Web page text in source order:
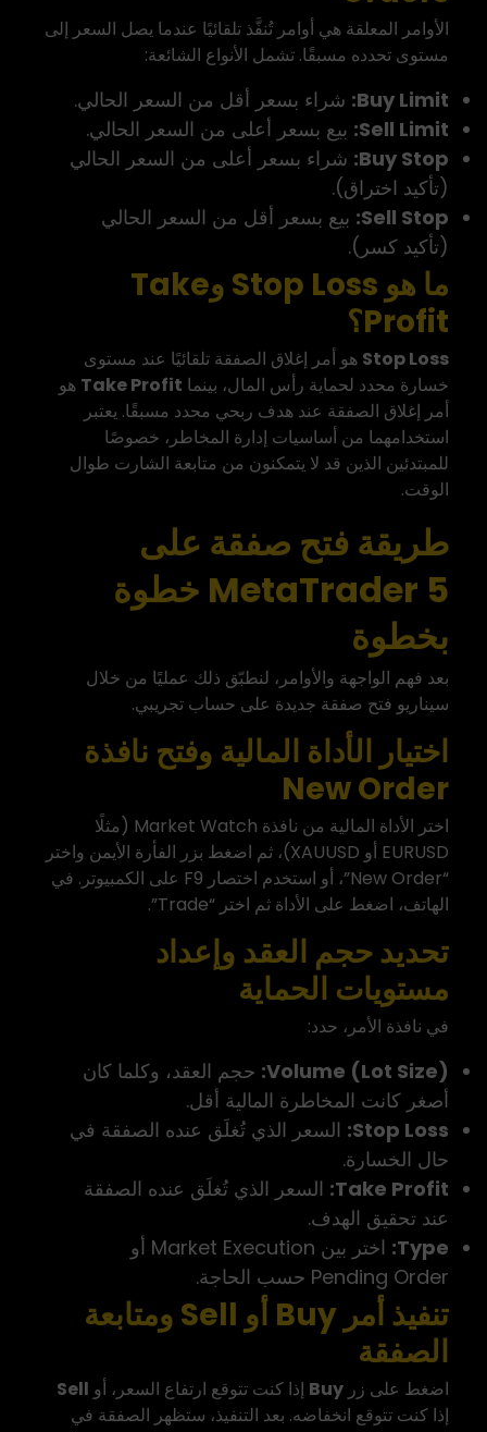
الأوامر المعلقة هي أوامر تُنفَّذ تلقائيًا عندما يصل السعر إلى
مستوى تحدده مسبقًا. تشمل الأنواع الشائعة:
Buy Limit: شراء بسعر أقل من السعر الحالي.
Sell Limit: بيع بسعر أعلى من السعر الحالي.
Buy Stop: شراء بسعر أعلى من السعر الحالي
(تأكيد اختراق).
Sell Stop: بيع بسعر أقل من السعر الحالي
(تأكيد كسر).
ما هو Stop Loss وTake
Profit؟
Stop Loss هو أمر إغلاق الصفقة تلقائيًا عند مستوى
خسارة محدد لحماية رأس المال، بينما Take Profit هو
أمر إغلاق الصفقة عند هدف ربحي محدد مسبقًا. يعتبر
استخدامهما من أساسيات إدارة المخاطر، خصوصًا
للمبتدئين الذين قد لا يتمكنون من متابعة الشارت طوال
الوقت.
طريقة فتح صفقة على
MetaTrader 5 خطوة
بخطوة
بعد فهم الواجهة والأوامر، لنطبّق ذلك عمليًا من خلال
سيناريو فتح صفقة جديدة على حساب تجريبي.
اختيار الأداة المالية وفتح نافذة
New Order
اختر الأداة المالية من نافذة Market Watch (مثلًا
EURUSD أو XAUUSD)، ثم اضغط بزر الفأرة الأيمن واختر
“New Order”، أو استخدم اختصار F9 على الكمبيوتر. في
الهاتف، اضغط على الأداة ثم اختر “Trade”.
تحديد حجم العقد وإعداد
مستويات الحماية
في نافذة الأمر، حدد:
Volume (Lot Size): حجم العقد، وكلما كان
أصغر كانت المخاطرة المالية أقل.
Stop Loss: السعر الذي تُغلَق عنده الصفقة في
حال الخسارة.
Take Profit: السعر الذي تُغلَق عنده الصفقة
عند تحقيق الهدف.
Type:
اختر بين Market Execution أو
Pending Order حسب الحاجة.
تنفيذ أمر Buy أو Sell ومتابعة
الصفقة
اضغط على زر Buy إذا كنت تتوقع ارتفاع السعر، أو Sell
إذا كنت تتوقع انخفاضه. بعد التنفيذ، ستظهر الصفقة في